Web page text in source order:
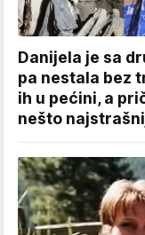
Danijela je sa
pa nestala bez
ih u pećini, a
nešto